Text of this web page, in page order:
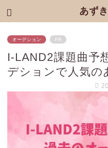
あず
オーデション PR
I-LAND2課題曲予
デションで人気の